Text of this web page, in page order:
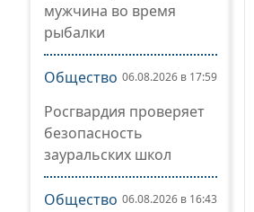
мужчина во время
рыбалки
Общество 06.08.2026 в 17:59
Росгвардия проверяет
безопасность
зауральских школ
Общество 06.08.2026 в 16:43